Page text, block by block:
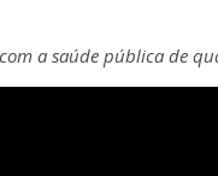
a saúde pública de